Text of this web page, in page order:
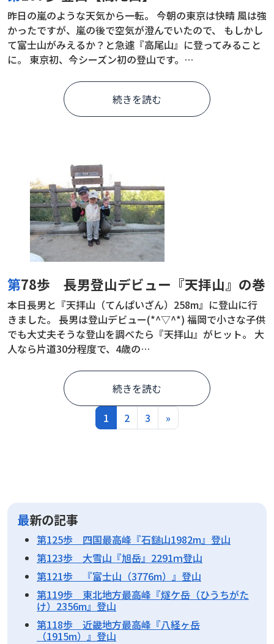
昨日の嵐のような天気から一転。 今朝の東京は快晴 風は強
かったですが、嵐の後で空気が澄んでいたので、 もしかし
て富士山がみえるか？と急遽『高尾山』に登ってみること
に。 東京初、今シーズン初の登山です。…
続きを読む
第78歩 長男登山デビュー『天拝山』の巻
本日長男と『天拝山（てんぱいざん）258m』に登山に行
きました。 長男は登山デビュー(*^▽^*) 福岡で小さな子供
でも大丈夫そうな登山を調べたら『天拝山』がヒット。 大
人なら片道30分程度で、4歳の…
続きを読む
投稿ナビゲーション
1 2 3 »
最新の記事
第125歩 四国最高峰『石鎚山1982m』登山
第123歩 大雪山『旭岳』2291ｍ登山
第121歩 『富士山（3776m）』登山
第119歩 東北地方最高峰『燧ケ岳（ひうちがた
け）2356m』登山
第118歩 近畿地方最高峰『八経ヶ岳
（1915m）』登山